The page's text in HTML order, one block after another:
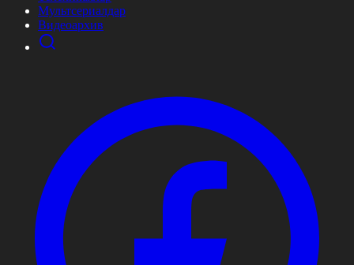
Мультсериалдар
Видеоархив